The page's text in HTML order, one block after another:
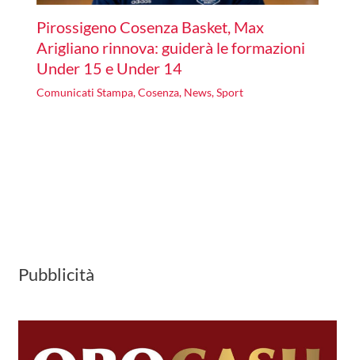
Pirossigeno Cosenza Basket, Max
Arigliano rinnova: guiderà le formazioni
Under 15 e Under 14
Comunicati Stampa,Cosenza, News,Sport
Pubblicità